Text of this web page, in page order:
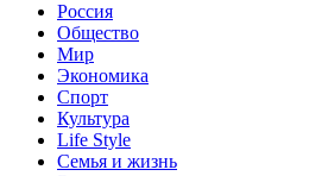
Россия
Общество
Мир
Экономика
Спорт
Культура
Life Style
Семья и жизнь